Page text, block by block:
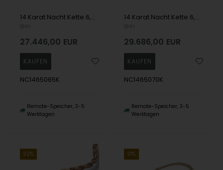
14 Karat Nacht Kette 6,5 mm als Armband oder Halskette
27.446,00 EUR
NC1465065K
Remote-Speicher, 3-5
Werktagen
14 Karat Nacht Kette 6,5 mm als Armband oder Halskette
29.686,00 EUR
NC1465070K
Remote-Speicher, 3-5
Werktagen
32% 31%